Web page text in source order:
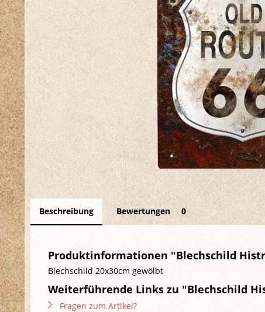
Beschreibung Bewertungen 0
Produktinformationen "Blechschild
Blechschild 20x30cm gewölbt
Weiterführende Links zu "Blechschild
Fragen zum Artikel?